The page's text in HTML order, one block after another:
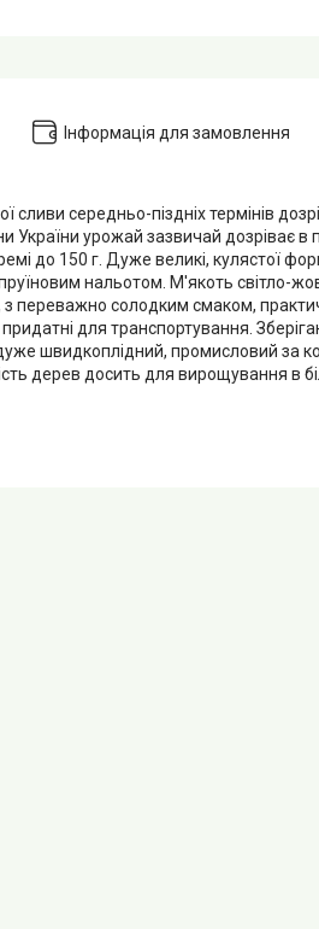
Інформація для замовлення
сливи середньо-піздніх термінів
України урожай зазвичай дозріває в
до 150 г. Дуже великі, кулястої
нальотом. М'якоть світло-
з переважно солодким смаком,
для транспортування.
швидкоплідний, промисловий за
дерев досить для вирощування в